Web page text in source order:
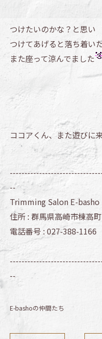
つけたいのかな？と思い
つけてあげると落ち着い
また座って涼んでました
ココアくん、また遊びに
--
Trimming Salon E-basho
住所 : 群馬県高崎市棟高
電話番号 : 027-388-1166
--
E-bashoの仲間たち